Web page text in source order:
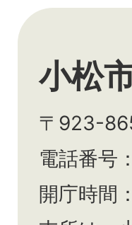
小松
〒923-
電話番号
開庁時間